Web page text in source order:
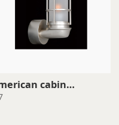
wall light